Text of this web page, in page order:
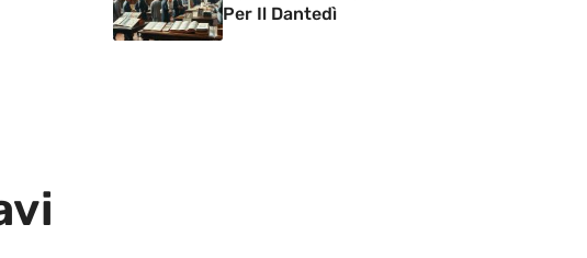
Per Il Dantedì